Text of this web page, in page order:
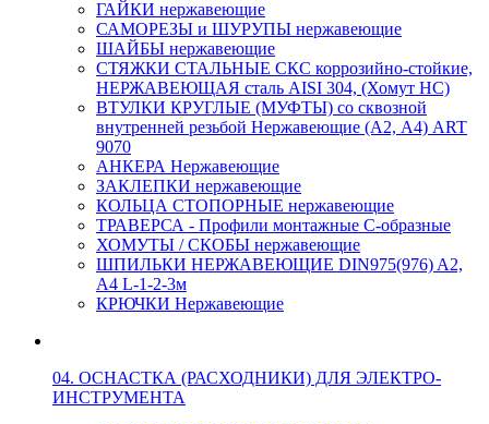
ГАЙКИ нержавеющие
САМОРЕЗЫ и ШУРУПЫ нержавеющие
ШАЙБЫ нержавеющие
СТЯЖКИ СТАЛЬНЫЕ СКС коррозийно-стойкие,
НЕРЖАВЕЮЩАЯ сталь AISI 304, (Хомут НС)
ВТУЛКИ КРУГЛЫЕ (МУФТЫ) со сквозной
внутренней резьбой Нержавеющие (А2, А4) ART
9070
АНКЕРА Нержавеющие
ЗАКЛЕПКИ нержавеющие
КОЛЬЦА СТОПОРНЫЕ нержавеющие
ТРАВЕРСА - Профили монтажные С-образные
ХОМУТЫ / СКОБЫ нержавеющие
ШПИЛЬКИ НЕРЖАВЕЮЩИЕ DIN975(976) A2,
А4 L-1-2-3м
КРЮЧКИ Нержавеющие
04. ОСНАСТКА (РАСХОДНИКИ) ДЛЯ ЭЛЕКТРО-
ИНСТРУМЕНТА